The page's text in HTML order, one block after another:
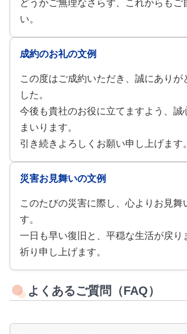
どうかご無理なさらず、これからもご
い。
成約のお礼の文例
この度はご成約いただき、誠にありが
した。
今後も貴社のお役に立てますよう、誠
まいります。
引き続きよろしくお願い申し上げます。
災害お見舞いの文例
このたびの災害に際し、心よりお見舞
す。
一日も早い復旧と、平穏な生活が戻り
祈り申し上げます。
よくあるご質問（FAQ）